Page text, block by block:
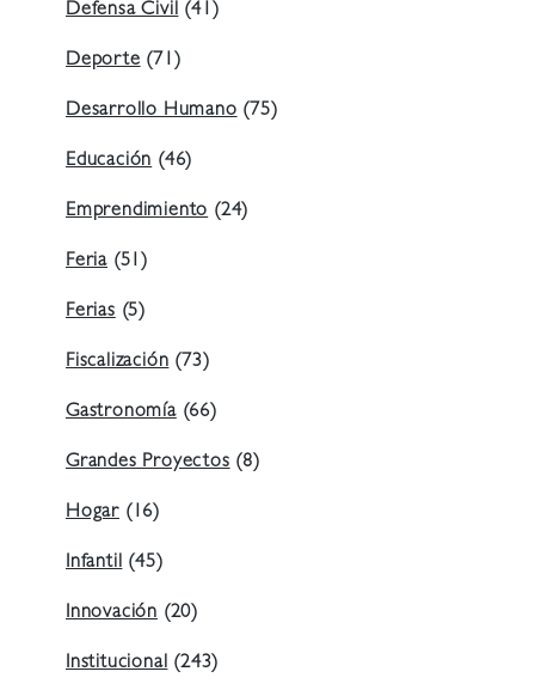
Defensa Civil(41)
Deporte(71)
Desarrollo Humano(75)
Educación(46)
Emprendimiento(24)
Feria (51)
Ferias(5)
Fiscalización(73)
Gastronomía(66)
Grandes Proyectos(8)
Hogar (16)
Infantil(45)
Innovación (20)
Institucional(243)